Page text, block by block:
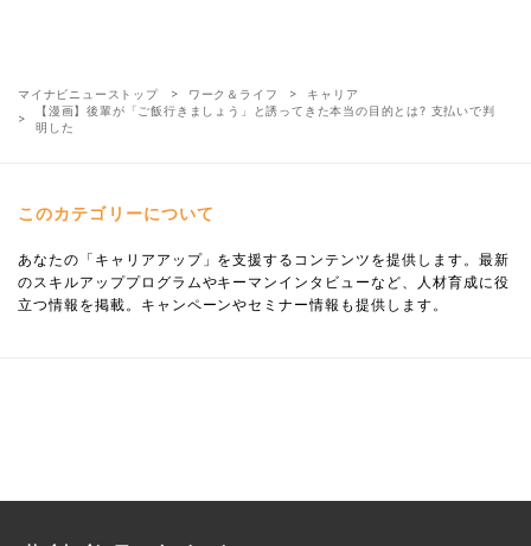
マイナビニューストップ ワーク＆ライフ
キャリア
【漫画】後輩が「ご飯行きましょう」と誘ってきた本当の目的とは? 支払いで判
明した
このカテゴリーについて
あなたの「キャリアアップ」を支援するコンテンツを提供します。最新
のスキルアッププログラムやキーマンインタビューなど、人材育成に役
立つ情報を掲載。キャンペーンやセミナー情報も提供します。